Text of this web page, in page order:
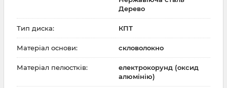
Дерево
Тип диска: КПТ
Матеріал основи: скловолокно
Матеріал пелюстків:
електрокорунд (оксид
алюмінію)